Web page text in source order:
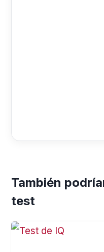
También
test